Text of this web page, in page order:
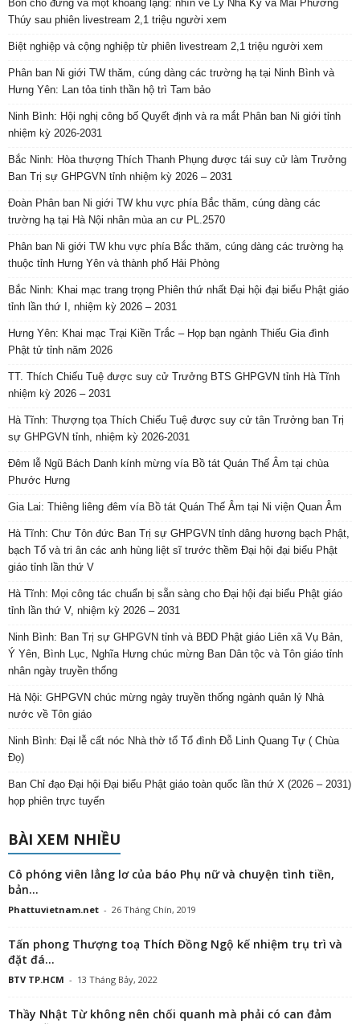
Bốn chỗ đứng và một khoảng lặng: nhìn về Lý Nhã Kỳ và Mai Phương
Thúy sau phiên livestream 2,1 triệu người xem
Biệt nghiệp và cộng nghiệp từ phiên livestream 2,1 triệu người xem
Phân ban Ni giới TW thăm, cúng dàng các trường hạ tại Ninh Bình và
Hưng Yên: Lan tỏa tinh thần hộ trì Tam bảo
Ninh Bình: Hội nghị công bố Quyết định và ra mắt Phân ban Ni giới tỉnh
nhiệm kỳ 2026-2031
Bắc Ninh: Hòa thượng Thích Thanh Phụng được tái suy cử làm Trưởng
Ban Trị sự GHPGVN tỉnh nhiệm kỳ 2026 – 2031
Đoàn Phân ban Ni giới TW khu vực phía Bắc thăm, cúng dàng các
trường hạ tại Hà Nội nhân mùa an cư PL.2570
Phân ban Ni giới TW khu vực phía Bắc thăm, cúng dàng các trường hạ
thuộc tỉnh Hưng Yên và thành phố Hải Phòng
Bắc Ninh: Khai mạc trang trọng Phiên thứ nhất Đại hội đại biểu Phật giáo
tỉnh lần thứ I, nhiệm kỳ 2026 – 2031
Hưng Yên: Khai mạc Trại Kiền Trắc – Họp bạn ngành Thiếu Gia đình
Phật tử tỉnh năm 2026
TT. Thích Chiếu Tuệ được suy cử Trưởng BTS GHPGVN tỉnh Hà Tĩnh
nhiệm kỳ 2026 – 2031
Hà Tĩnh: Thượng tọa Thích Chiếu Tuệ được suy cử tân Trưởng ban Trị
sự GHPGVN tỉnh, nhiệm kỳ 2026-2031
Đêm lễ Ngũ Bách Danh kính mừng vía Bồ tát Quán Thế Âm tại chùa
Phước Hưng
Gia Lai: Thiêng liêng đêm vía Bồ tát Quán Thế Âm tại Ni viện Quan Âm
Hà Tĩnh: Chư Tôn đức Ban Trị sự GHPGVN tỉnh dâng hương bạch Phật,
bạch Tổ và tri ân các anh hùng liệt sĩ trước thềm Đại hội đại biểu Phật
giáo tỉnh lần thứ V
Hà Tĩnh: Mọi công tác chuẩn bị sẵn sàng cho Đại hội đại biểu Phật giáo
tỉnh lần thứ V, nhiệm kỳ 2026 – 2031
Ninh Bình: Ban Trị sự GHPGVN tỉnh và BĐD Phật giáo Liên xã Vụ Bản,
Ý Yên, Bình Lục, Nghĩa Hưng chúc mừng Ban Dân tộc và Tôn giáo tỉnh
nhân ngày truyền thống
Hà Nội: GHPGVN chúc mừng ngày truyền thống ngành quản lý Nhà
nước về Tôn giáo
Ninh Bình: Đại lễ cất nóc Nhà thờ tổ Tổ đình Đỗ Linh Quang Tự ( Chùa
Đọ)
Ban Chỉ đạo Đại hội Đại biểu Phật giáo toàn quốc lần thứ X (2026 – 2031)
họp phiên trực tuyến
BÀI XEM NHIỀU
Cô phóng viên lẳng lơ của báo Phụ nữ và chuyện tình tiền,
bản...
Phattuvietnam.net - 26 Tháng Chín, 2019
Tấn phong Thượng toạ Thích Đồng Ngộ kế nhiệm trụ trì và
đặt đá...
BTV TP.HCM - 13 Tháng Bảy, 2022
Thầy Nhật Từ không nên chối quanh mà phải có can đảm